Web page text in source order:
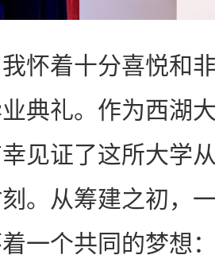
着十分喜悦和非
典礼。作为西湖
见证了这所大学
。从筹建之初，
一个共同的梦想